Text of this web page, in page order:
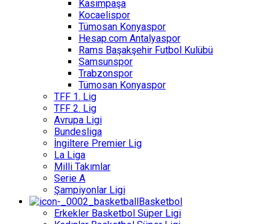
Kasımpaşa
Kocaelispor
Tümosan Konyaspor
Hesap.com Antalyaspor
Rams Başakşehir Futbol Kulübü
Samsunspor
Trabzonspor
Tümosan Konyaspor
TFF 1. Lig
TFF 2. Lig
Avrupa Ligi
Bundesliga
İngiltere Premier Lig
La Liga
Milli Takımlar
Serie A
Şampiyonlar Ligi
Basketbol
Erkekler Basketbol Süper Ligi